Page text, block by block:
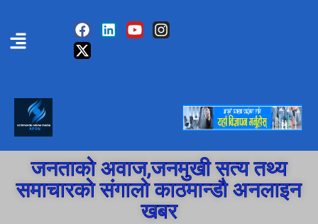
जनताको अवाज,जनमुखी सत्य तथ्य
समाचारको संगालो काठमान्डौ अनलाइन
खबर